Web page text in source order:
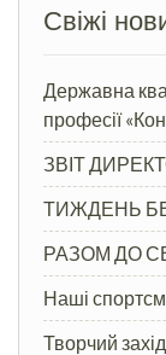
Свіжі
Державна
професії
ЗВІТ
ТИЖДЕНЬ
РАЗОМ ДО
Наші
Творчий